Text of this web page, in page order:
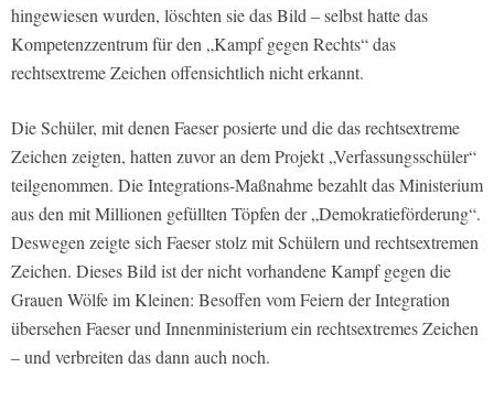
hingewiesen wurden, löschten sie das Bild – selbst hatte das
Kompetenzzentrum für den „Kampf gegen Rechts“ das
rechtsextreme Zeichen offensichtlich nicht erkannt.
Die Schüler, mit denen Faeser posierte und die das rechtsextreme
Zeichen zeigten, hatten zuvor an dem Projekt „Verfassungsschüler“
teilgenommen. Die Integrations-Maßnahme bezahlt das Ministerium
aus den mit Millionen gefüllten Töpfen der „Demokratieförderung“.
Deswegen zeigte sich Faeser stolz mit Schülern und rechtsextremen
Zeichen. Dieses Bild ist der nicht vorhandene Kampf gegen die
Grauen Wölfe im Kleinen: Besoffen vom Feiern der Integration
übersehen Faeser und Innenministerium ein rechtsextremes Zeichen
– und verbreiten das dann auch noch.